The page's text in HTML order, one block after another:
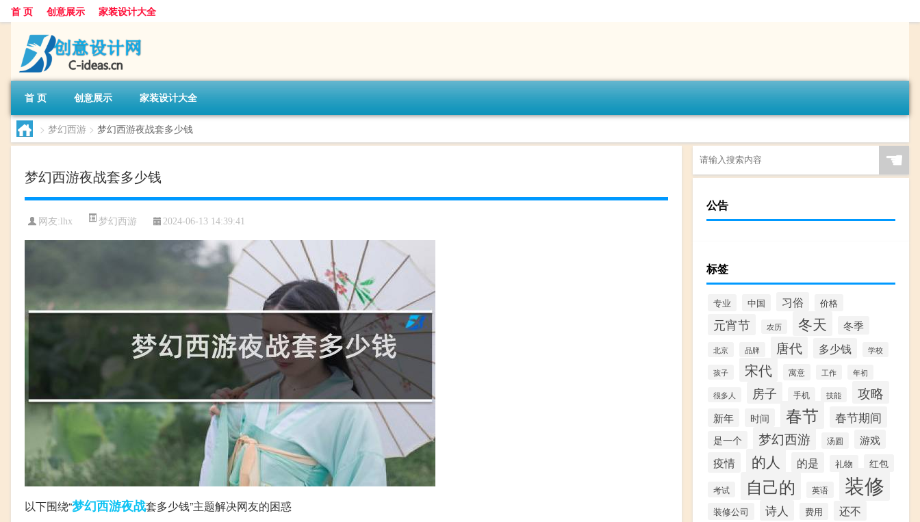
首 页 创意展示 家装设计大全
首 页 创意展示 家装设计大全
> 梦幻西游 > 梦幻西游夜战套多少钱
梦幻西游夜战套多少钱
网友: lhx 梦幻西游 2024-06-13 14:39:41
以下围绕“梦幻西游夜战套多少钱”主题解决网友的困惑
☚
公告
标签
专业 中国 习俗 价格
元宵节 农历 冬天 冬季
北京 品牌 唐代 多少钱 学校
孩子 宋代 寓意 工作 年初
很多人 房子 手机 技能 攻略
新年 时间 春节 春节期间
是一个 梦幻西游 汤圆 游戏
疫情 的人 的是 礼物 红包
考试 自己的 英语 装修
装修公司 诗人 费用 还不